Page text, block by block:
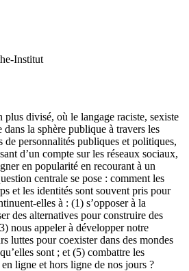
Institut
plus divisé, où le langage raciste, sexiste
la sphère publique à travers les
de personnalités publiques et politiques,
d’un compte sur les réseaux sociaux,
en popularité en recourant à un
centrale se pose : comment les
et les identités sont souvent pris pour
elles à : (1) s’opposer à la
des alternatives pour construire des
nous appeler à développer notre
luttes pour coexister dans des mondes
sont ; et (5) combattre les
ligne et hors ligne de nos jours ?